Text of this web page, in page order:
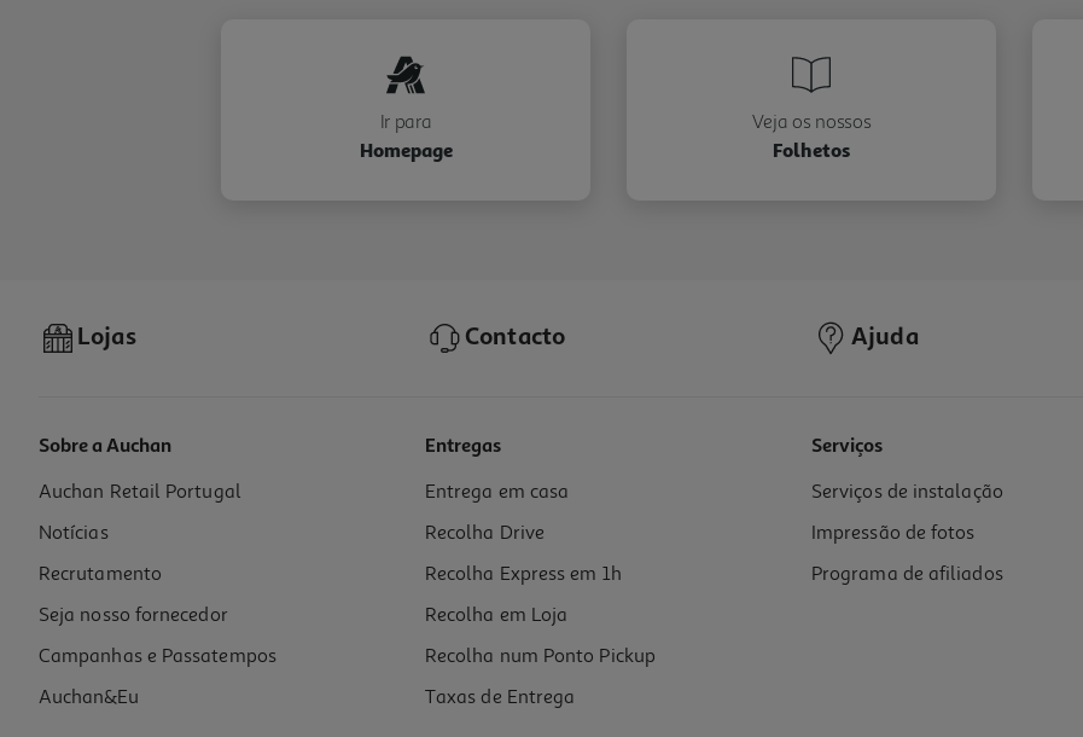
Ir para
Homepage
Veja os nossos
Folhetos
Lojas Contacto Ajuda
Sobre a Auchan
Auchan Retail Portugal
Notícias
Recrutamento
Seja nosso fornecedor
Campanhas e Passatempos
Auchan&Eu
Entregas
Entrega em casa
Recolha Drive
Recolha Express em 1h
Recolha em Loja
Recolha num Ponto Pickup
Taxas de Entrega
Serviços
Serviços de instalação
Impressão de fotos
Programa de afiliados